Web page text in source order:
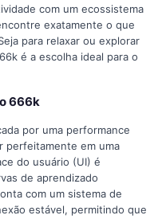
com um ecossistema
exatamente o que
para relaxar ou explorar
é a escolha ideal para o
666k
por uma performance
perfeitamente em uma
do usuário (UI) é
de aprendizado
com um sistema de
estável, permitindo que